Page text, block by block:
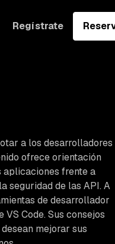
Regístrate
a los desarrolladores
ofrece orientación
aplicaciones frente a
seguridad de las API. A
de desarrollador
Code. Sus consejos
mejorar sus